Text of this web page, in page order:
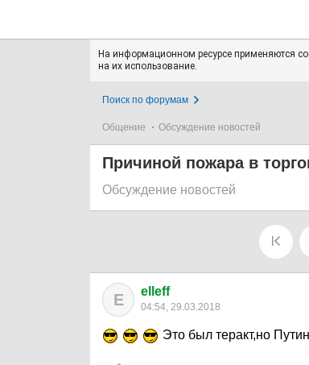
На информационном ресурсе применяются
на их использование.
Поиск по форумам
Общение Обсуждение новостей
Причиной пожара в
Обсуждение новостей
E elleff
04:54, 29.03.2018
Это был теракт,но